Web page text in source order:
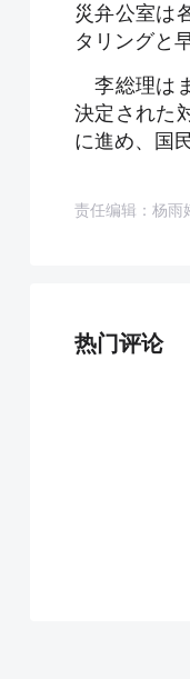
災弁公室は
タリングと
李総理は
決定された
に進め、国
责任编辑：杨雨
热门评论